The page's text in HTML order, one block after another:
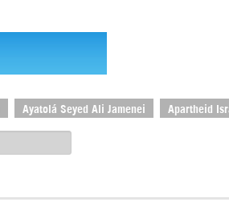
Ayatolá Seyed Ali Jamenei Apartheid